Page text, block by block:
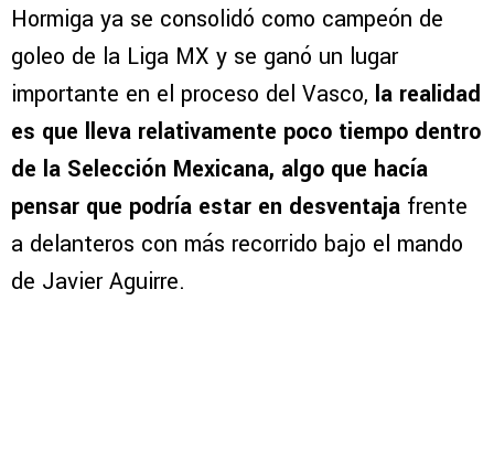
Hormiga ya se consolidó como campeón de
goleo de la Liga MX y se ganó un lugar
importante en el proceso del Vasco, la realidad
es que lleva relativamente poco tiempo dentro
de la Selección Mexicana, algo que hacía
pensar que podría estar en desventaja frente
a delanteros con más recorrido bajo el mando
de Javier Aguirre.